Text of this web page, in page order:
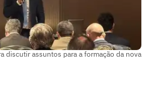
discutir assuntos para a formação da nova